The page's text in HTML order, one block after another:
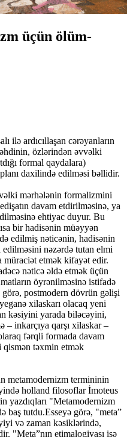
üçün ölüm-
ilə ardıcıllaşan cərəyanların
özlərindən əvvəlki
formal qaydalara)
daxilində edilməsi bəllidir.
mərhələnin formalizmini
davam etdirilməsinə, ya
ehtiyac duyur. Bu
bir hadisənin müəyyən
edilmiş nəticənin, hadisənin
edilməsini nəzərdə tutan elmi
müraciət etmək kifayət edir.
nəticə əldə etmək üçün
öyrənilməsinə istifadə
postmodern dövrün gəlişi
xilaskarı olacaq yeni
kəsiyini yarada biləcəyini,
– inkarçıya qarşı xilaskar –
fərqli formada davam
qismən təxmin etmək
metamodernizm termininin
holland filosoflar İmoteus
yazdıqları "Metamodernizm
baş tutdu.Esseyə görə, "meta”
və zaman kəsiklərində,
"Meta”nın etimalogiyası isə